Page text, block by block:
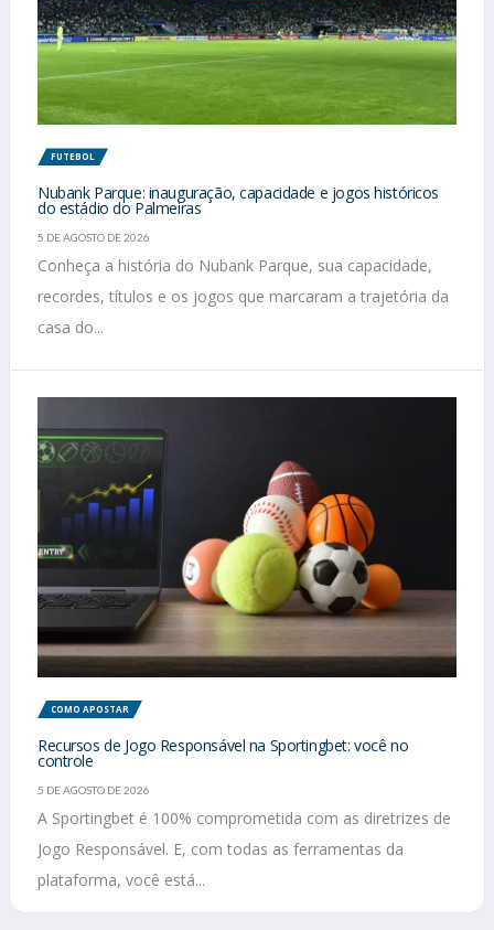
FUTEBOL
Nubank Parque: inauguração, capacidade e jogos históricos
do estádio do Palmeiras
5 DE AGOSTO DE 2026
Conheça a história do Nubank Parque, sua capacidade,
recordes, títulos e os jogos que marcaram a trajetória da
casa do...
COMO APOSTAR
Recursos de Jogo Responsável na Sportingbet: você no
controle
5 DE AGOSTO DE 2026
A Sportingbet é 100% comprometida com as diretrizes de
Jogo Responsável. E, com todas as ferramentas da
plataforma, você está...